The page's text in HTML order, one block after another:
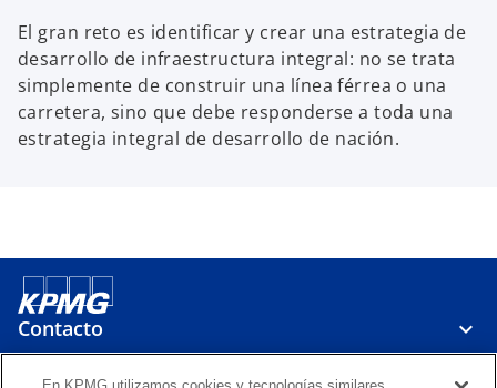
El gran reto es identificar y crear una estrategia de
desarrollo de infraestructura integral: no se trata
simplemente de construir una línea férrea o una
carretera, sino que debe responderse a toda una
estrategia integral de desarrollo de nación.
Contacto